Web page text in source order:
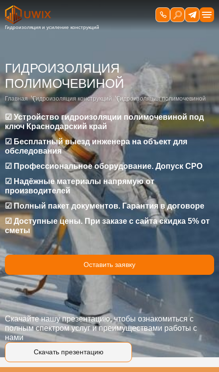
ГИДРОИЗОЛЯЦИЯ
ПОЛИМОЧЕВИНОЙ
Главная Гидроизоляция конструкций Гидроизоляция полимочевиной
☑ Устройство гидроизоляции полимочевиной под
ключ Краснодарский край
☑ Бесплатный выезд инженера на объект для
обследования
☑ Профессиональное оборудование. Допуск СРО
☑ Надёжные материалы напрямую от
производителей
☑ Полный пакет документов. Гарантия в договоре
☑ Доступные цены. При заказе с сайта скидка 5% от
сметы
Оставить заявку
Скачать презентацию
Скачайте нашу презентацию, чтобы ознакомиться с
полным спектром услуг и преимуществами работы с
нами